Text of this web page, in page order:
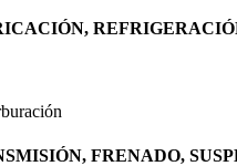
FRENADO,